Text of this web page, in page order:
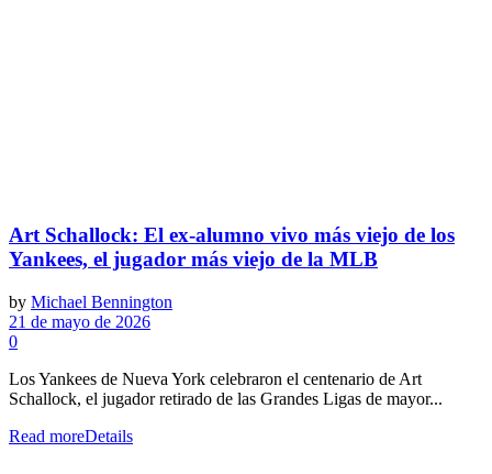
Art Schallock: El ex-alumno vivo más viejo de los
Yankees, el jugador más viejo de la MLB
by Michael Bennington
21 de mayo de 2026
0
Los Yankees de Nueva York celebraron el centenario de Art
Schallock, el jugador retirado de las Grandes Ligas de mayor...
Read moreDetails